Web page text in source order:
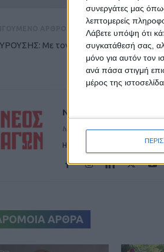
συνεργάτες μας
λεπτομερείς
Λάβετε υπόψη ότι
συγκατάθεσή σας,
μόνο για αυτόν τον
ανά πάσα στιγμή
μέρος της
Με τον ΑΣΚ στη basket
ΝΕΟΣ ΑΓΩΝ
https://neosagon.gr
Η Αρχαιότερη Καθημερινή
ΑΡΘΡΑ